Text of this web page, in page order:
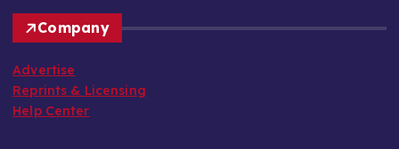
Company
Reprints & Licensing
Help Center